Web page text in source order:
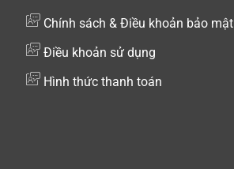
Chính sách & Điều khoản bảo mật
Điều khoản sử dụng
Hình thức thanh toán